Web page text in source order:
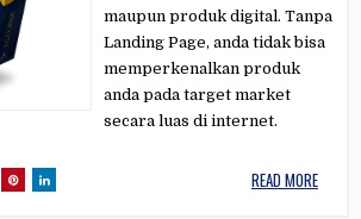
maupun produk digital. Tanpa
Landing Page, anda tidak bisa
memperkenalkan produk
anda pada target market
secara luas di internet.
READ MORE